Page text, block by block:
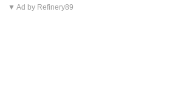
▼ Ad by Refinery89